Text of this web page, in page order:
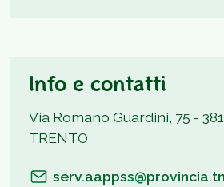
Info e contatti
Via Romano Guardini, 75 -
TRENTO